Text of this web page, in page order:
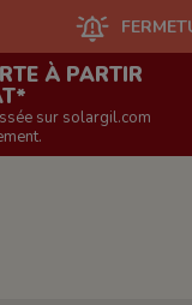
FERMETURE
À PARTIR
sur solargil.com